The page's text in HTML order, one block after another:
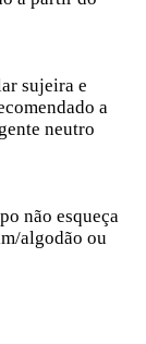
sujeira e
a
neutro
não esqueça
algodão ou